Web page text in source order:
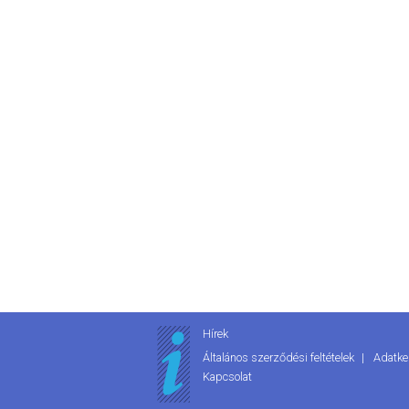
Hírek
Általános szerződési feltételek
Kapcsolat